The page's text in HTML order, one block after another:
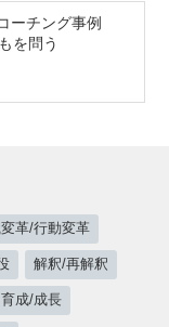
ーチング事例
を問う
革/行動変革
解釈/再解釈
育成/成長